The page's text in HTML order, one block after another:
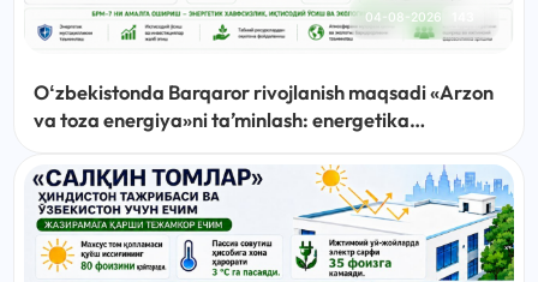
04-08-2026
Oʻzbekistonda Barqaror rivojlanish maqsadi «Arzon
va toza energiya»ni taʼminlash: energetika
va ustuvor vazifalar